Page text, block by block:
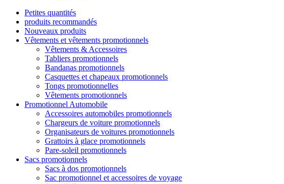
Petites quantités
produits recommandés
Nouveaux produits
Vêtements et vêtements promotionnels
Vêtements & Accessoires
Tabliers promotionnels
Bandanas promotionnels
Casquettes et chapeaux promotionnels
Tongs promotionnelles
Vêtements promotionnels
Promotionnel Automobile
Accessoires automobiles promotionnels
Chargeurs de voiture promotionnels
Organisateurs de voitures promotionnels
Grattoirs à glace promotionnels
Pare-soleil promotionnels
Sacs promotionnels
Sacs à dos promotionnels
Sac promotionnel et accessoires de voyage